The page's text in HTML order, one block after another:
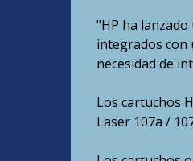
"HP ha
integrados con
necesidad de
Los cartuchos
Laser 107a /